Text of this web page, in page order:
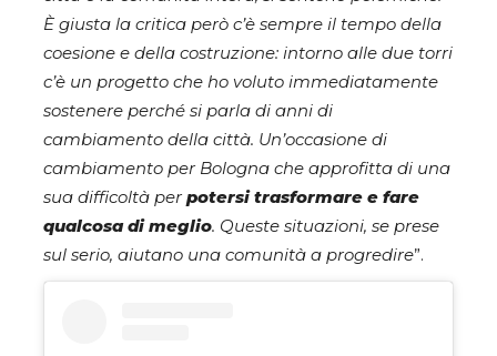
È giusta la critica però c’è sempre il tempo della
coesione e della costruzione: intorno alle due torri
c’è un progetto che ho voluto immediatamente
sostenere perché si parla di anni di
cambiamento della città. Un’occasione di
cambiamento per Bologna che approfitta di una
sua difficoltà perpotersi trasformare e fare
qualcosa di meglio. Queste situazioni, se prese
sul serio, aiutano una comunità a progredire”.